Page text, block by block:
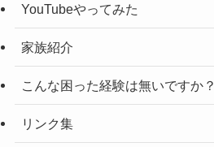
YouTubeやってみた
家族紹介
こんな困った経験は無いですか？
リンク集